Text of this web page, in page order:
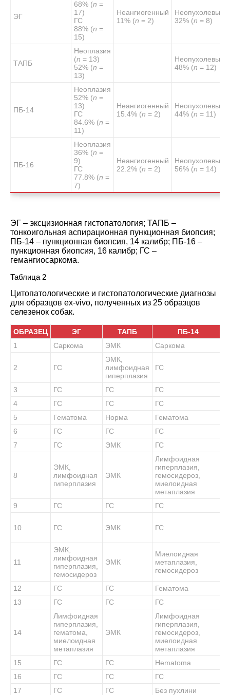
ЭГ
68% (n =
17)
ГС
88% (n =
15)
Неангиогенный
11% (n = 2)
Неопухолевый
32% (n = 8)
ТАПБ
Неоплазия
(n = 13)
52% (n =
13)
Неопухолевый
48% (n = 12)
ПБ-14
Неоплазия
52% (n =
13)
ГС
84.6% (n =
11)
Неангиогенный
15.4% (n = 2)
Неопухолевый
44% (n = 11)
ПБ-16
Неоплазия
36% (n =
9)
ГС
77.8% (n =
7)
Неангиогенный
22.2% (n = 2)
Неопухолевый
56% (n = 14)
ЭГ – эксцизионная гистопатология; ТАПБ –
тонкоигольная аспирационная пункционная биопсия;
ПБ-14 – пункционная биопсия, 14 калибр; ПБ-16 –
пункционная биопсия, 16 калибр; ГС –
гемангиосаркома.
Таблица 2
Цитопатологические и гистопатологические диагнозы
для образцов ex-vivo, полученных из 25 образцов
селезенок собак.
ОБРАЗЕЦ ЭГ ТАПБ
ПБ-14
1
Саркома ЭМК Саркома
2 ГС
ЭМК,
лимфоидная
гиперплазия
ГС
3 ГС ГС ГС
4
ГС ГС ГС
5
Гематома Норма Гематома
6
ГС ГС ГС
7
ГС ЭМК ГС
8
ЭМК,
лимфоидная
гиперплазия
ЭМК
Лимфоидная
гиперплазия,
гемосидероз,
миелоидная
метаплазия
9
ГС ГС ГС
10 ГС ЭМК ГС
11
ЭМК,
лимфоидная
гиперплазия,
гемосидероз
ЭМК
Миелоидная
метаплазия,
гемосидероз
12 ГС ГС Гематома
13
ГС ГС ГС
14
Лимфоидная
гиперплазия,
гематома,
миелоидная
метаплазия
ЭМК
Лимфоидная
гиперплазия,
гемосидероз,
миелоидная
метаплазия
15
ГС ГС Hematoma
16
ГС ГС ГС
17
ГС ГС Без пухлини